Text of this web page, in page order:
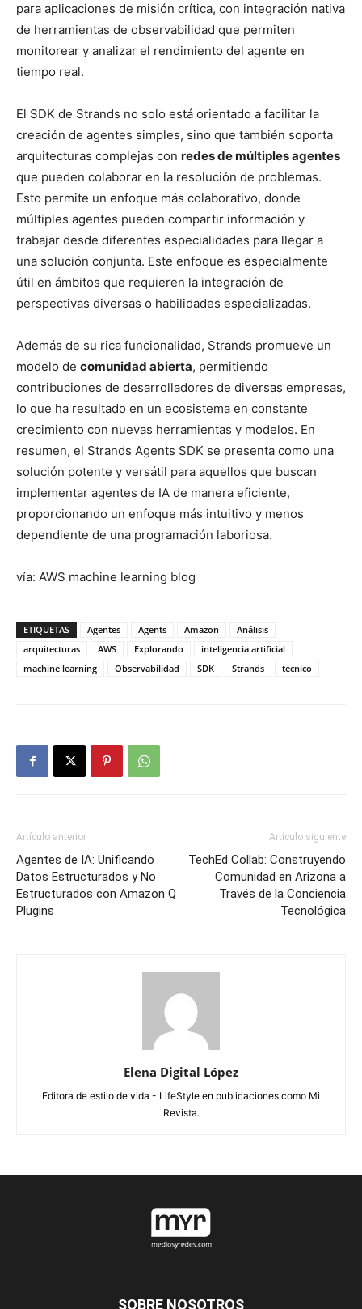
para aplicaciones de misión crítica, con integración nativa
de herramientas de observabilidad que permiten
monitorear y analizar el rendimiento del agente en
tiempo real.
El SDK de Strands no solo está orientado a facilitar la
creación de agentes simples, sino que también soporta
arquitecturas complejas con redes de múltiples agentes
que pueden colaborar en la resolución de problemas.
Esto permite un enfoque más colaborativo, donde
múltiples agentes pueden compartir información y
trabajar desde diferentes especialidades para llegar a
una solución conjunta. Este enfoque es especialmente
útil en ámbitos que requieren la integración de
perspectivas diversas o habilidades especializadas.
Además de su rica funcionalidad, Strands promueve un
modelo de comunidad abierta, permitiendo
contribuciones de desarrolladores de diversas empresas,
lo que ha resultado en un ecosistema en constante
crecimiento con nuevas herramientas y modelos. En
resumen, el Strands Agents SDK se presenta como una
solución potente y versátil para aquellos que buscan
implementar agentes de IA de manera eficiente,
proporcionando un enfoque más intuitivo y menos
dependiente de una programación laboriosa.
vía: AWS machine learning blog
ETIQUETAS Agentes Agents Amazon
Análisis
arquitecturas
AWS Explorando
inteligencia artificial
machine learning
Observabilidad SDK Strands tecnico
Artículo anterior
Agentes de IA: Unificando
Datos Estructurados y No
Estructurados con Amazon Q
Plugins
Artículo siguiente
TechEd Collab: Construyendo
Comunidad en Arizona a
Través de la Conciencia
Tecnológica
Elena Digital López
Editora de estilo de vida - LifeStyle en publicaciones como Mi
Revista.
SOBRE NOSOTROS